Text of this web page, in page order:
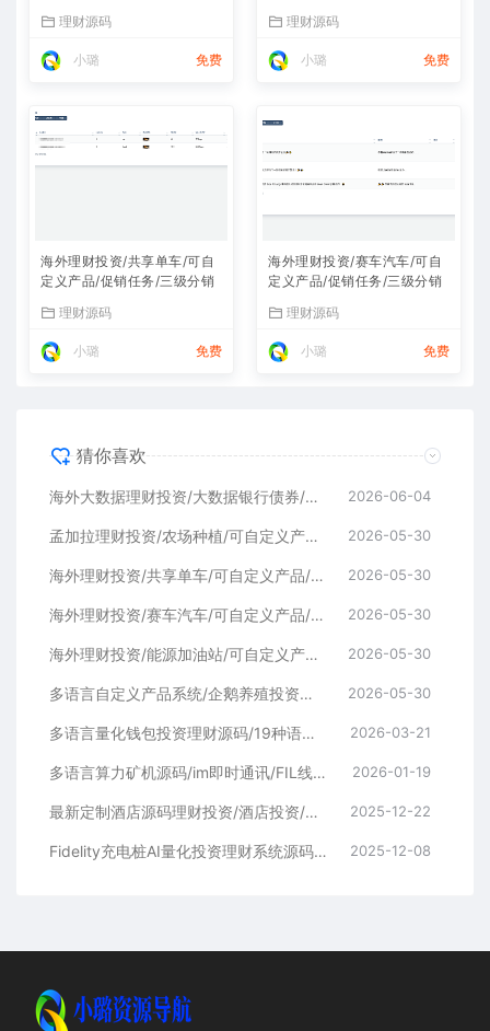
理财源码
小璐 免费
理财源码
小璐 免费
海外理财投资/共享单车/可自
定义产品/促销任务/三级分销
理财源码
小璐 免费
海外理财投资/赛车汽车/可自
定义产品/促销任务/三级分销
理财源码
小璐 免费
猜你喜欢
海外大数据理财投资/大数据银行债券/可自定义产品/促销任务/三级分销 2026-06-04
孟加拉理财投资/农场种植/可自定义产品/促销任务/三级分销 2026-05-30
海外理财投资/共享单车/可自定义产品/促销任务/三级分销 2026-05-30
海外理财投资/赛车汽车/可自定义产品/促销任务/三级分销 2026-05-30
海外理财投资/能源加油站/可自定义产品/促销任务/三级分销 2026-05-30
多语言自定义产品系统/企鹅养殖投资返利/一键安装 2026-05-30
多语言量化钱包投资理财源码/19种语言+行情实时数据 2026-03-21
多语言算力矿机源码/im即时通讯/FIL线性释放/脚本齐全/搭建教程 2026-01-19
最新定制酒店源码理财投资/酒店投资/前端编译后 2025-12-22
Fidelity充电桩AI量化投资理财系统源码 | 前端UniApp+后端PHP开源完整版 2025-12-08